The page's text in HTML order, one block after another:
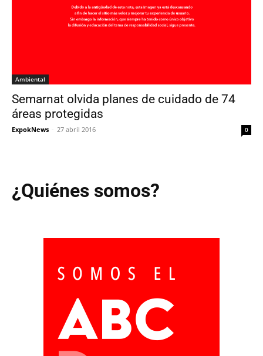
Ambiental
Semarnat olvida planes de cuidado de 74
áreas protegidas
ExpokNews - 27 abril 2016 0
¿Quiénes somos?